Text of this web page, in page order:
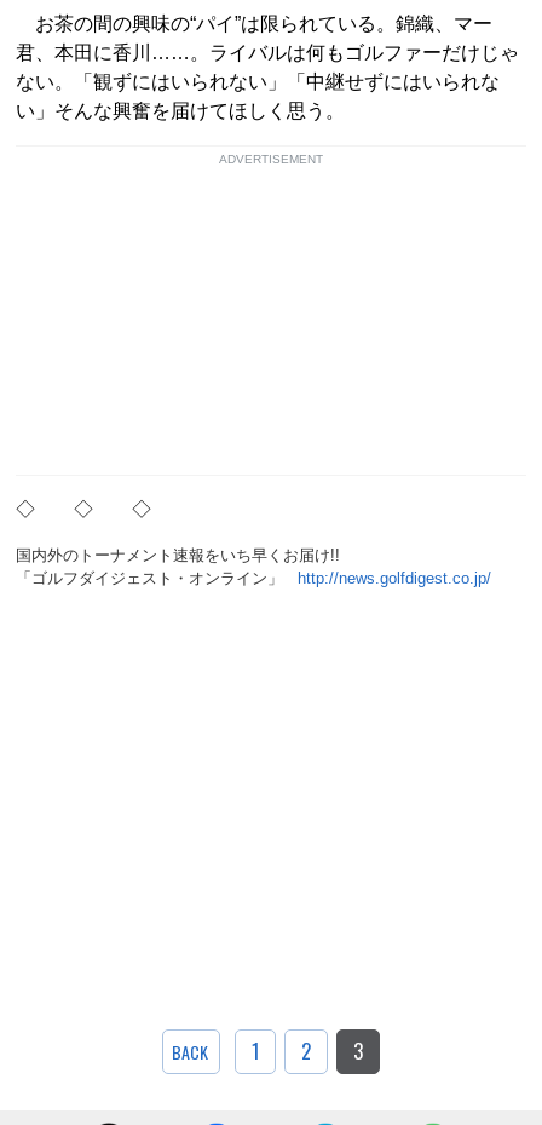
お茶の間の興味の“パイ”は限られている。錦織、マー
君、本田に香川……。ライバルは何もゴルファーだけじゃ
ない。「観ずにはいられない」「中継せずにはいられな
い」そんな興奮を届けてほしく思う。
ADVERTISEMENT
◇ ◇ ◇
国内外のトーナメント速報をいち早くお届け!!
「ゴルフダイジェスト・オンライン」
http://news.golfdigest.co.jp/
BACK 1 2 3